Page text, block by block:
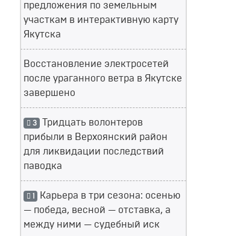
предложения по земельным
участкам в интерактивную карту
Якутска
Восстановление электросетей
после ураганного ветра в Якутске
завершено
3 Тридцать волонтеров
прибыли в Верхоянский район
для ликвидации последствий
паводка
1 Карьера в три сезона: осенью
— победа, весной — отставка, а
между ними — судебный иск